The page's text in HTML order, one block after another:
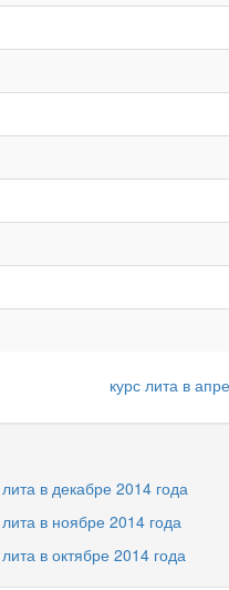
курс лита в
лита в декабре 2014 года
лита в ноябре 2014 года
в октябре 2014 года